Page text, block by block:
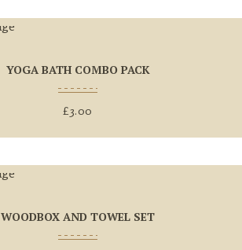
YOGA BATH COMBO PACK
£3.00
WOODBOX AND TOWEL SET